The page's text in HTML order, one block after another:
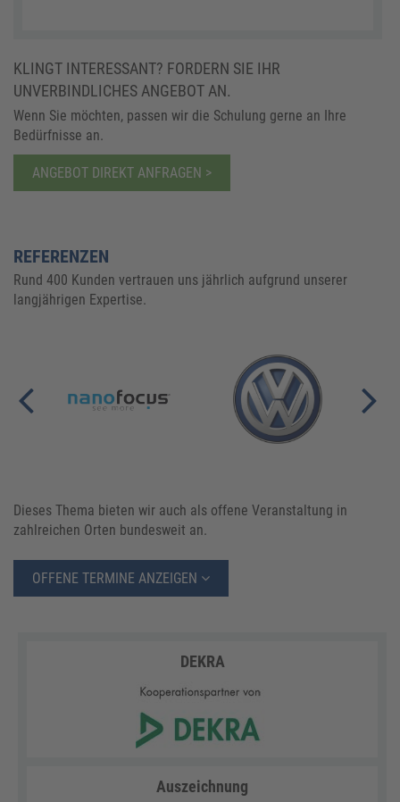
KLINGT INTERESSANT? FORDERN SIE IHR
UNVERBINDLICHES ANGEBOT AN.
Wenn Sie möchten, passen wir die Schulung gerne an Ihre
Bedürfnisse an.
ANGEBOT DIREKT ANFRAGEN >
REFERENZEN
Rund 400 Kunden vertrauen uns jährlich aufgrund unserer
langjährigen Expertise.
Dieses Thema bieten wir auch als offene Veranstaltung in
zahlreichen Orten bundesweit an.
OFFENE TERMINE ANZEIGEN
DEKRA
Auszeichnung